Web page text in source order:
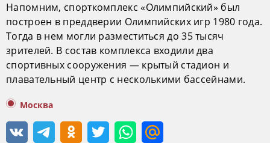
Напомним, спорткомплекс «Олимпийский» был
построен в преддверии Олимпийских игр 1980 года.
Тогда в нем могли разместиться до 35 тысяч
зрителей. В состав комплекса входили два
спортивных сооружения — крытый стадион и
плавательный центр с несколькими бассейнами.
Москва